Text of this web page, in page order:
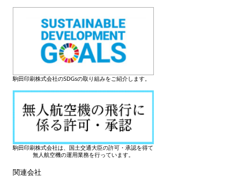
駒田印刷株式会社のSDGsの取り組みをご紹介します。
駒田印刷株式会社は、国土交通大臣の許可・承認を得て
無人航空機の運用業務を行っています。
関連会社